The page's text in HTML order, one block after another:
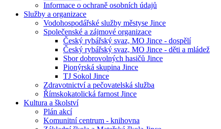
Informace o ochraně osobních údajů
Služby a organizace
Vodohospodářské služby městyse Jince
Společenské a zájmové organizace
Český rybářský svaz, MO Jince - dospělí
Český rybářský svaz, MO Jince - děti a mládež
Sbor dobrovolných hasičů Jince
Pionýrská skupina Jince
TJ Sokol Jince
Zdravotnictví a pečovatelská služba
Římskokatolická farnost Jince
Kultura a školství
Plán akcí
Komunitní centrum - knihovna